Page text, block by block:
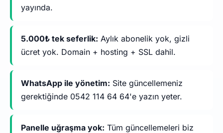
yayında.
5.000₺ tek seferlik: Aylık abonelik yok, gizli
ücret yok. Domain + hosting + SSL dahil.
WhatsApp ile yönetim: Site güncellemeniz
gerektiğinde 0542 114 64 64'e yazın yeter.
Panelle uğraşma yok: Tüm güncellemeleri biz